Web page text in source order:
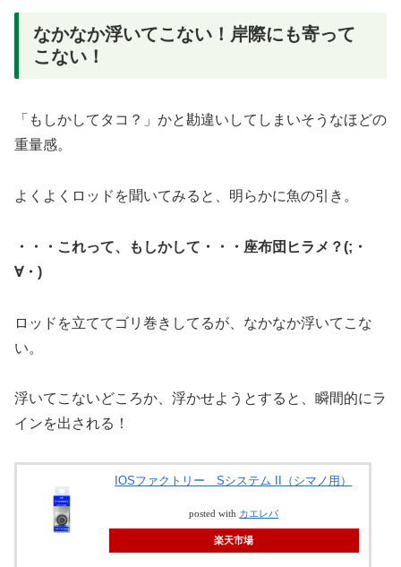
なかなか浮いてこない！岸際にも寄って
こない！
「もしかしてタコ？」かと勘違いしてしまいそうなほどの
重量感。
よくよくロッドを聞いてみると、明らかに魚の引き。
・・・これって、もしかして・・・座布団ヒラメ？(;・
∀・)
ロッドを立ててゴリ巻きしてるが、なかなか浮いてこな
い。
浮いてこないどころか、浮かせようとすると、瞬間的にラ
インを出される！
IOSファクトリー Sシステム II（シマノ用）
posted with カエレバ
楽天市場